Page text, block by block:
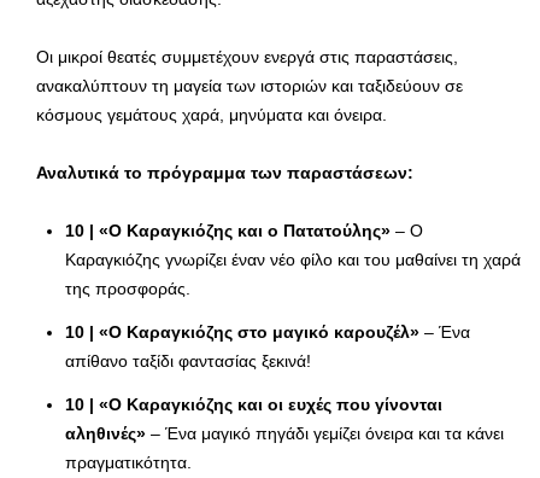
Οι μικροί θεατές συμμετέχουν ενεργά στις παραστάσεις,
ανακαλύπτουν τη μαγεία των ιστοριών και ταξιδεύουν σε
κόσμους γεμάτους χαρά, μηνύματα και όνειρα.
Αναλυτικά το πρόγραμμα των παραστάσεων:
10 | «Ο Καραγκιόζης και ο Πατατούλης» – Ο
Καραγκιόζης γνωρίζει έναν νέο φίλο και του μαθαίνει τη χαρά
της προσφοράς.
10 | «Ο Καραγκιόζης στο μαγικό καρουζέλ» – Ένα
απίθανο ταξίδι φαντασίας ξεκινά!
10 | «Ο Καραγκιόζης και οι ευχές που γίνονται
αληθινές» – Ένα μαγικό πηγάδι γεμίζει όνειρα και τα κάνει
πραγματικότητα.